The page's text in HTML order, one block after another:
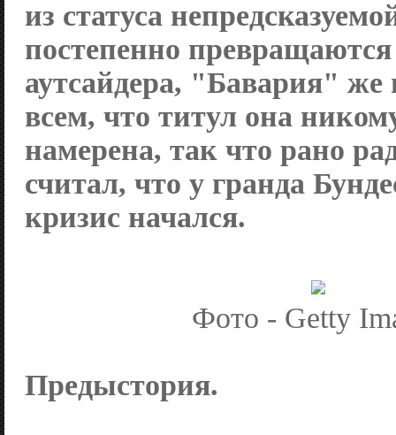
из статуса
постепенно превращаются
аутсайдера, "Бавария" же
всем, что титул она
намерена, так что рано
считал, что у гранда
кризис начался.
Фото - Getty
Предыстория.